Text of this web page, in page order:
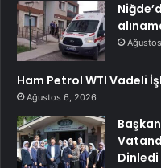
Ham Petrol WTI Vadeli
Ağustos 6, 2026
Dinledi